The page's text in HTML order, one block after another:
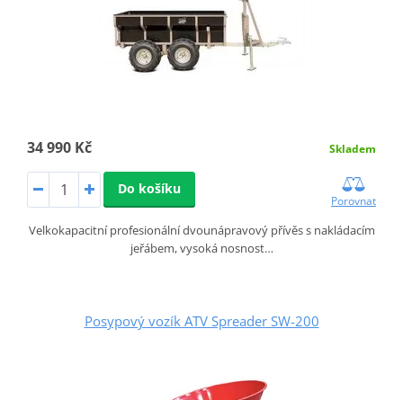
34 990 Kč Skladem
Do košíku
Porovnat
Velkokapacitní profesionální dvounápravový přívěs s nakládacím
jeřábem, vysoká nosnost…
Posypový vozík ATV Spreader SW-200